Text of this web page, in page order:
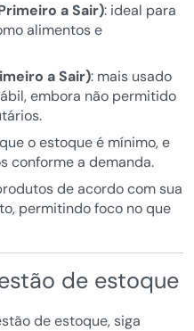
a Sair): ideal para
alimentos e
a Sair): mais usado
embora não permitido
o estoque é mínimo, e
conforme a demanda.
de acordo com sua
permitindo foco no que
de estoque
de estoque, siga